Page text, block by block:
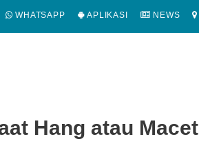
WHATSAPP APLIKASI NEWS
Hang atau Macet